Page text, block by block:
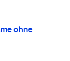
ohne